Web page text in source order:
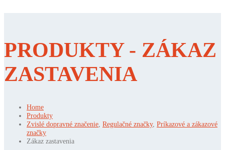
PRODUKTY - ZÁKAZ
ZASTAVENIA
Home
Produkty
Zvislé dopravné značenie Regulačné značky, Príkazové a zákazové
značky
Zákaz zastavenia